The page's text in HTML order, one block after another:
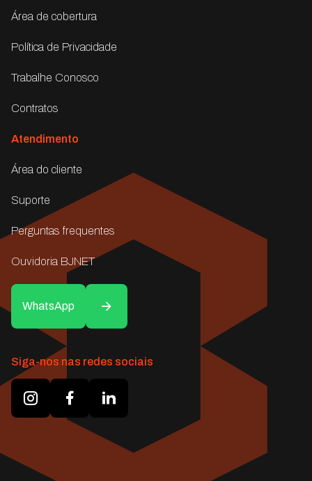
Área de cobertura
Política de Privacidade
Trabalhe Conosco
Contratos
Atendimento
Área do cliente
Suporte
Perguntas frequentes
Ouvidoria BJNET
WhatsApp
Siga-nos nas redes sociais